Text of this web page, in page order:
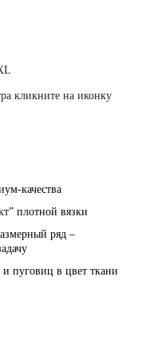
кликните на иконку
качества
плотной вязки
ряд –
пуговиц в цвет ткани